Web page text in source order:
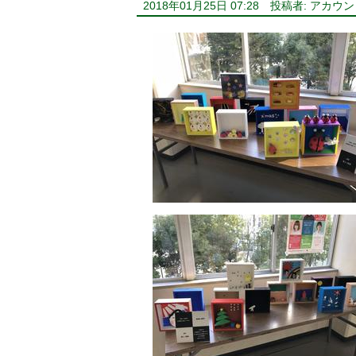
2018年01月25日 07:28 投稿者: アカウ